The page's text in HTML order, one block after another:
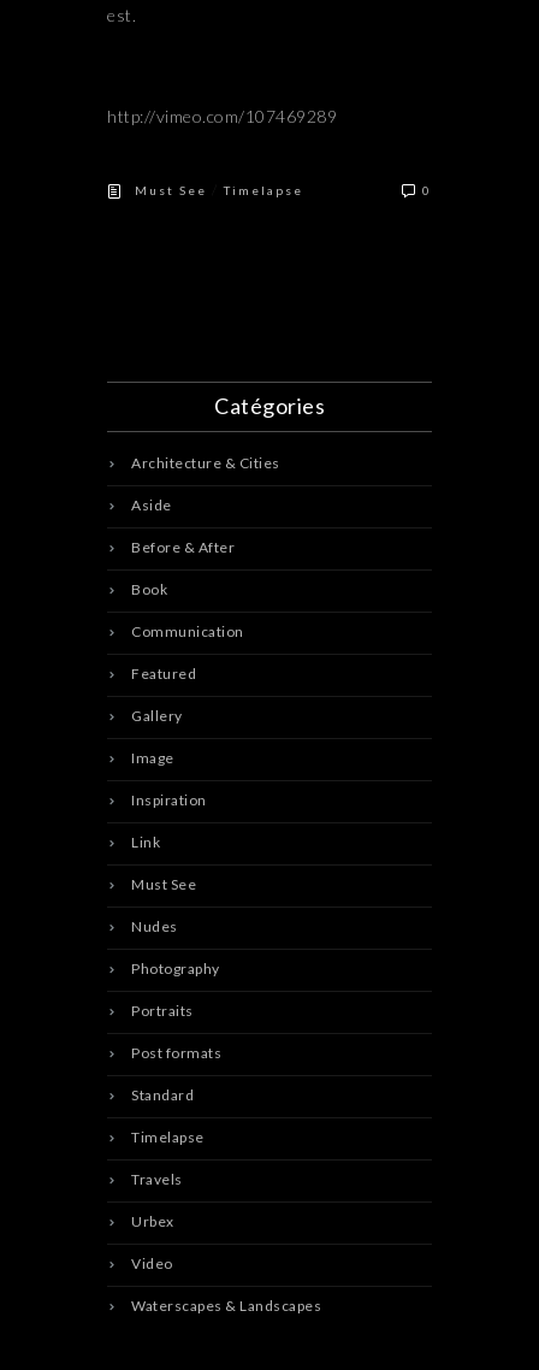
est.
http://vimeo.com/107469289
Must See /Timelapse 0
Catégories
Architecture & Cities
Aside
Before & After
Book
Communication
Featured
Gallery
Image
Inspiration
Link
Must See
Nudes
Photography
Portraits
Post formats
Standard
Timelapse
Travels
Urbex
Video
Waterscapes & Landscapes